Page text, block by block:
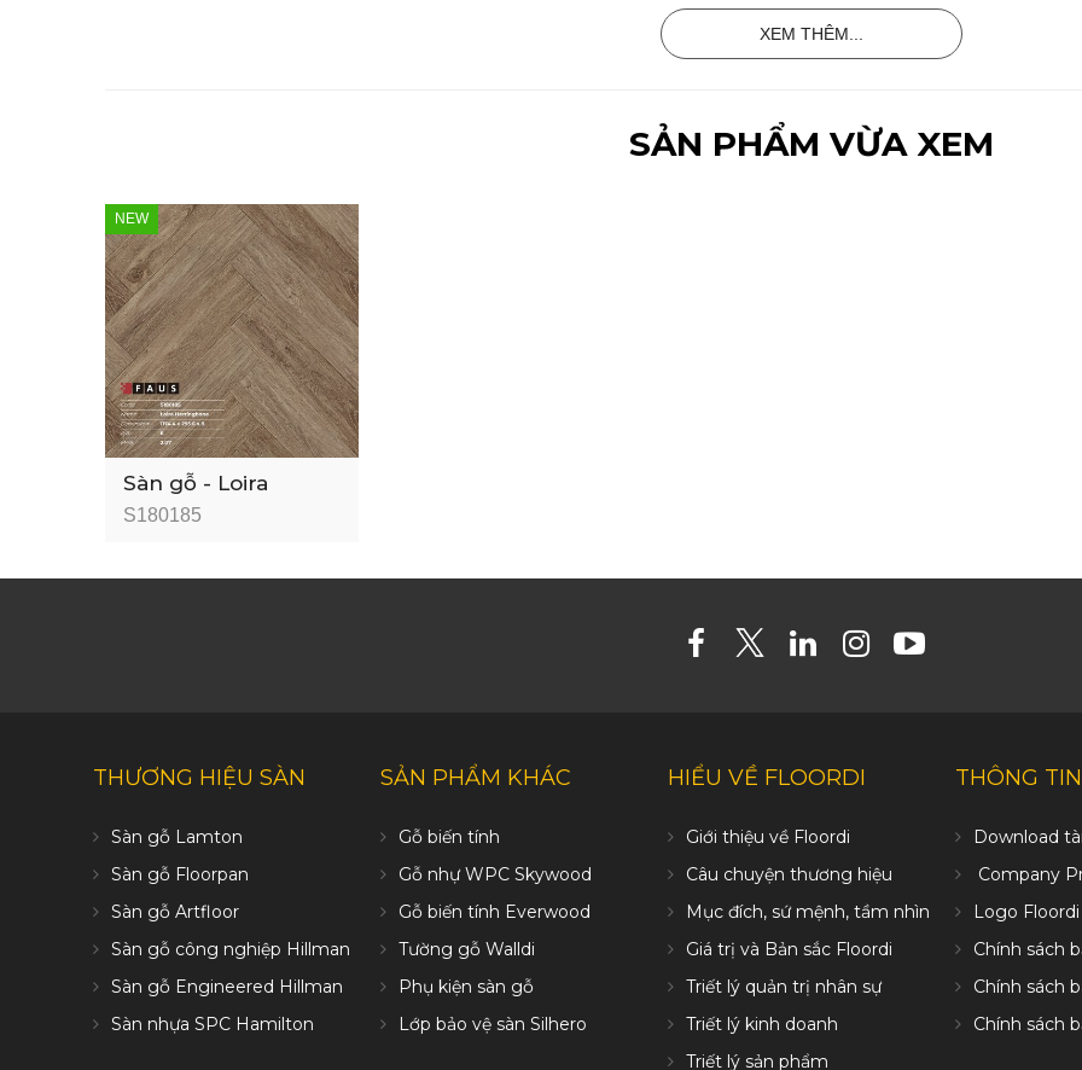
XEM THÊM...
SẢN PHẨM VỪA XEM
NEW
Sàn gỗ - Loira
Herringbone - 8mm
S180185
THƯƠNG HIỆU SÀN
Sàn gỗ Lamton
Sàn gỗ Floorpan
Sàn gỗ Artfloor
Sàn gỗ công nghiệp Hillman
Sàn gỗ Engineered Hillman
Sàn nhựa SPC Hamilton
SẢN PHẨM KHÁC
Gỗ biến tính
Gỗ nhự WPC Skywood
Gỗ biến tính Everwood
Tường gỗ Walldi
Phụ kiện sàn gỗ
Lớp bảo vệ sàn Silhero
HIỂU VỀ FLOORDI
Giới thiệu về Floordi
Câu chuyện thương hiệu
Mục đích, sứ mệnh, tầm nhìn
Giá trị và Bản sắc Floordi
Triết lý quản trị nhân sự
Triết lý kinh doanh
Triết lý sản phẩm
THÔNG TIN
Download
Company
Logo
Chính sách
Chính sách
Chính sách